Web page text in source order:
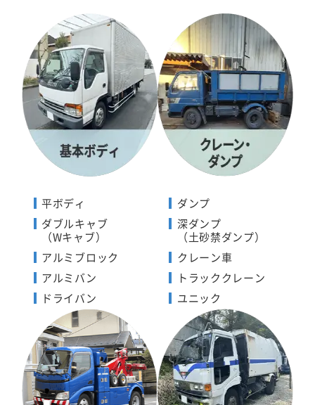
平ボディ
ダブルキャブ
（Wキャブ）
アルミブロック
アルミバン
ドライバン
ダンプ
深ダンプ
（土砂禁ダンプ）
クレーン車
トラッククレーン
ユニック